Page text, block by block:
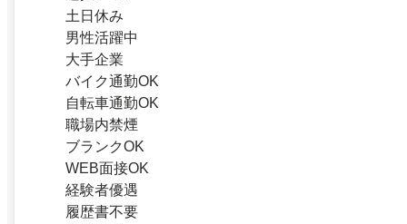
土日休み
男性活躍中
大手企業
バイク通勤OK
自転車通勤OK
職場内禁煙
ブランクOK
WEB面接OK
経験者優遇
履歴書不要